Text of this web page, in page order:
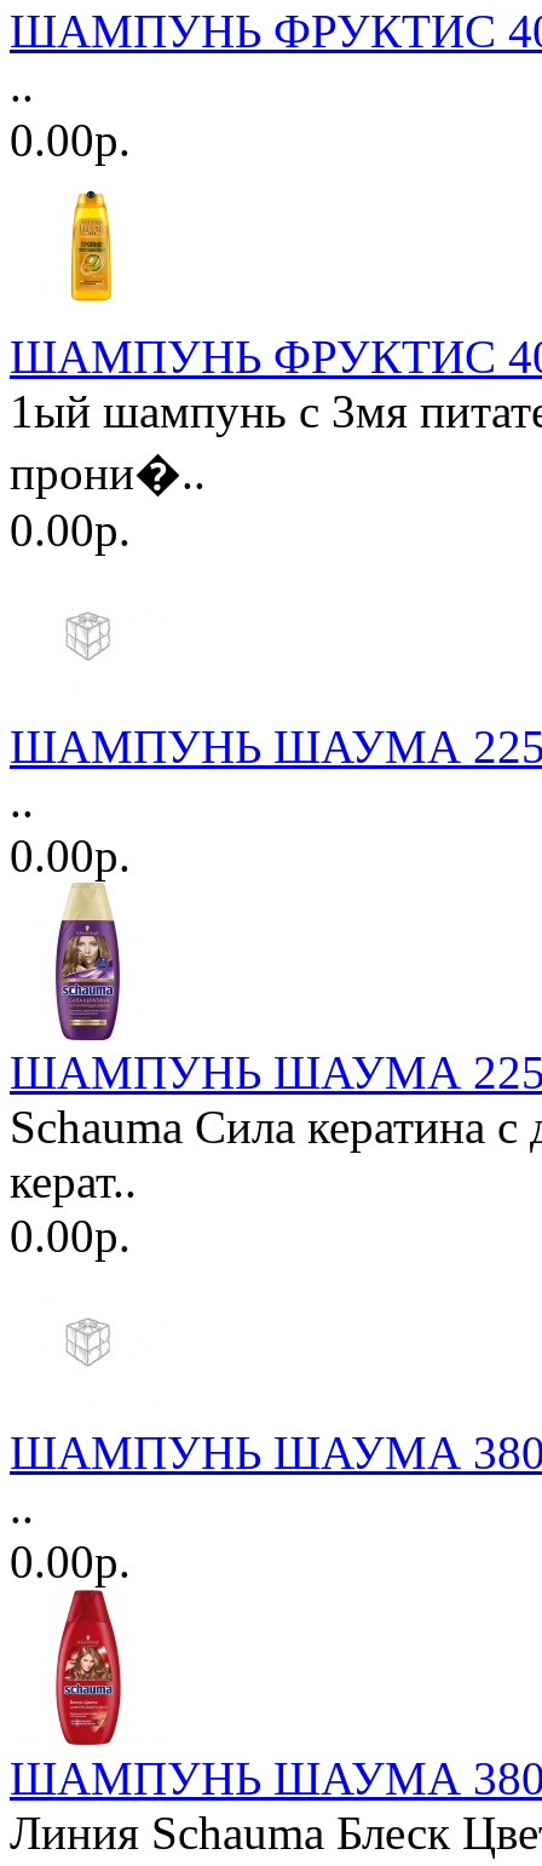
ШАМПУНЬ ФРУКТИС
..
0.00р.
ШАМПУНЬ ФРУКТИС
1ый шампунь с 3мя
прони�..
0.00р.
ШАМПУНЬ ШАУМА
..
0.00р.
ШАМПУНЬ ШАУМА
Schauma Сила кератина
керат..
0.00р.
ШАМПУНЬ ШАУМА
..
0.00р.
ШАМПУНЬ ШАУМА
Линия Schauma Блеск